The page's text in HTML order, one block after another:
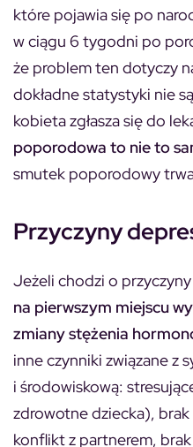
które pojawia się po
w ciągu 6 tygodni po
że problem ten dotyczy
dokładne statystyki nie
kobieta zgłasza się do
poporodowa to nie to
smutek poporodowy
Przyczyny
Jeżeli chodzi o
na pierwszym miejscu
zmiany stężenia
inne czynniki związane z
i środowiskową:
zdrowotne dziecka), brak
konflikt z partnerem,